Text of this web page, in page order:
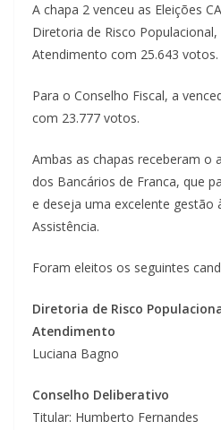
A chapa 2 venceu as Eleições
Diretoria de Risco Populacional,
Atendimento com 25.643 votos.
Para o Conselho Fiscal, a
com 23.777 votos.
Ambas as chapas receberam o
dos Bancários de Franca, que
e deseja uma excelente gestão
Assistência.
Foram eleitos os seguintes
Diretoria de Risco
Atendimento
Luciana Bagno
Conselho Deliberativo
Titular: Humberto Fernandes